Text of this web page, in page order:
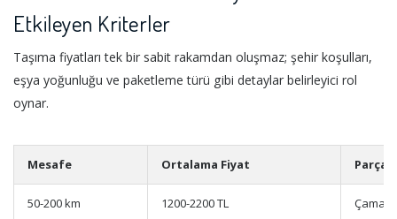
Etkileyen Kriterler
Taşıma fiyatları tek bir sabit rakamdan oluşmaz; şehir koşulları,
eşya yoğunluğu ve paketleme türü gibi detaylar belirleyici rol
oynar.
Mesafe Ortalama Fiyat Parça
50-200 km 1200-2200 TL